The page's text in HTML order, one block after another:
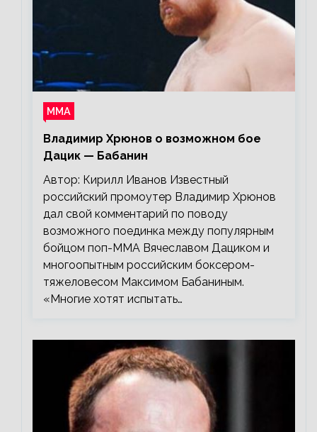
ММА
Владимир Хрюнов о возможном бое
Дацик — Бабанин
Автор: Кирилл Иванов Известный
российский промоутер Владимир Хрюнов
дал свой комментарий по поводу
возможного поединка между популярным
бойцом поп-ММА Вячеславом Дациком и
многоопытным российским боксером-
тяжеловесом Максимом Бабаниным.
«Многие хотят испытать…